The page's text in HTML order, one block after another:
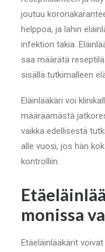
joutuu
helppoa, ja lähin
infektion takia.
saa määrätä
sisällä tutkimalleen
Eläinlääkäri voi
määräämästä
vaikka edellisestä
alle vuosi, jos hän
kontrolliin.
monissa
Etäeläinlääkärit